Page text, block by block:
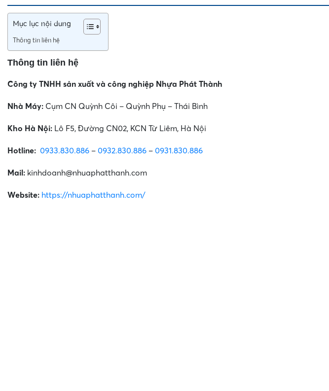
Mục lục nội dung
Thông tin liên hệ
Thông tin liên hệ
Công ty TNHH sản xuất và công nghiệp Nhựa Phát Thành
Nhà Máy: Cụm CN Quỳnh Côi – Quỳnh Phụ – Thái Bình
Kho Hà Nội: Lô F5, Đường CN02, KCN Từ Liêm, Hà Nội
Hotline: 0933.830.886 – 0932.830.886 – 0931.830.886
Mail: kinhdoanh@nhuaphatthanh.com
Website: https://nhuaphatthanh.com/